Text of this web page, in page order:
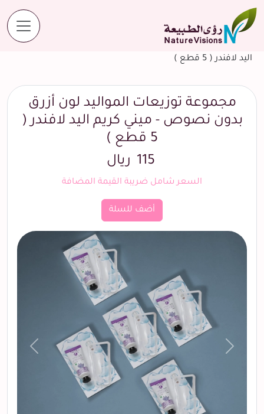
المنتجات
مجموعة توزيعات المواليد لون أزرق بدون نصوص - ميني كريم
اليد لافندر ( 5 قطع )
مجموعة توزيعات المواليد لون أزرق
بدون نصوص - ميني كريم اليد لافندر (
5 قطع )
115 ريال
السعر شامل ضريبة القيمة المضافة
أضف للسلة
التالي السابق